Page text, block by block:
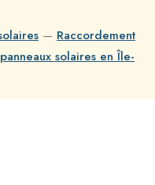
— Raccordement
solaires en Île-